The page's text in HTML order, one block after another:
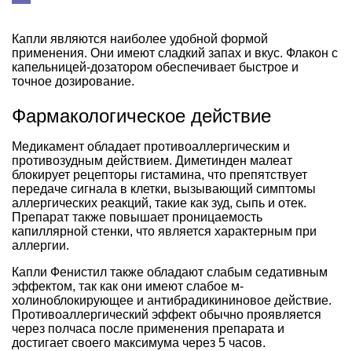
Капли являются наиболее удобной формой
применения. Они имеют сладкий запах и вкус. Флакон с
капельницей-дозатором обеспечивает быстрое и
точное дозирование.
Фармакологическое действие
Медикамент обладает противоаллергическим и
противозудным действием. Диметинден малеат
блокирует рецепторы гистамина, что препятствует
передаче сигнала в клетки, вызывающий симптомы
аллергических реакций, такие как зуд, сыпь и отек.
Препарат также повышает проницаемость
капиллярной стенки, что является характерным при
аллергии.
Капли Фенистил также обладают слабым седативным
эффектом, так как они имеют слабое м-
холиноблокирующее и антибрадикининовое действие.
Противоаллергический эффект обычно проявляется
через полчаса после применения препарата и
достигает своего максимума через 5 часов.